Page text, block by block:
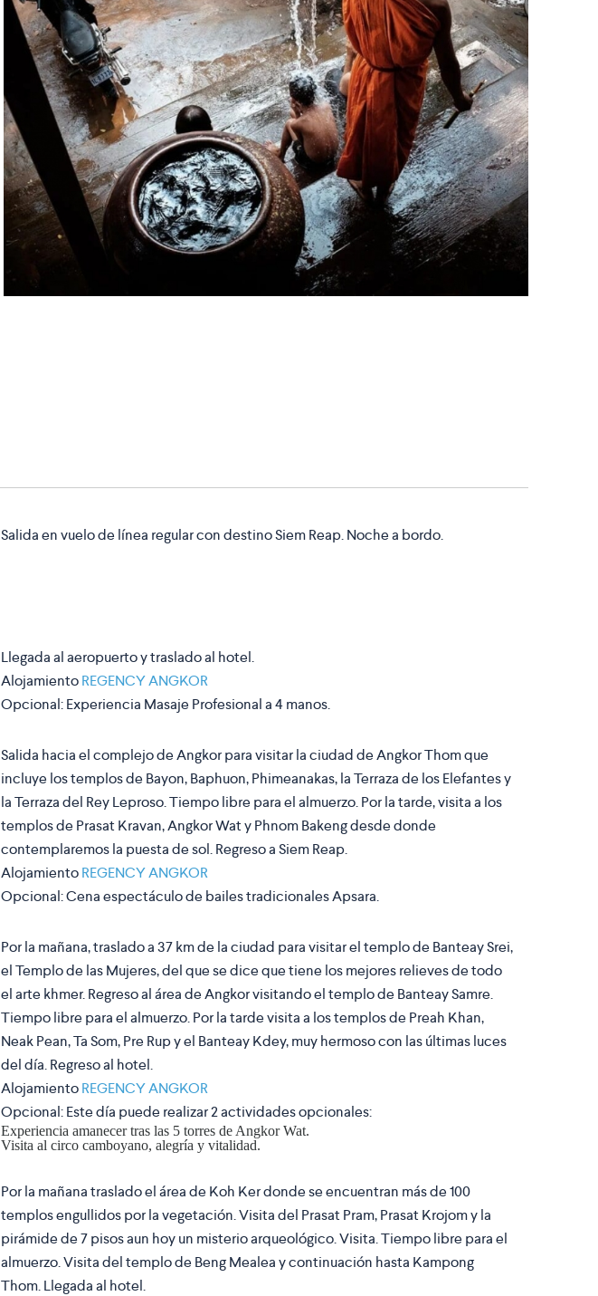
Salida en vuelo de línea regular con destino Siem Reap. Noche a bordo.
Llegada al aeropuerto y traslado al hotel.
AlojamientoREGENCY ANGKOR
Opcional: Experiencia Masaje Profesional a 4 manos.
Salida hacia el complejo de Angkor para visitar la ciudad de Angkor Thom que
incluye los templos de Bayon, Baphuon, Phimeanakas, la Terraza de los Elefantes y
la Terraza del Rey Leproso. Tiempo libre para el almuerzo. Por la tarde, visita a los
templos de Prasat Kravan, Angkor Wat y Phnom Bakeng desde donde
contemplaremos la puesta de sol. Regreso a Siem Reap.
AlojamientoREGENCY ANGKOR
Opcional: Cena espectáculo de bailes tradicionales Apsara.
Por la mañana, traslado a 37 km de la ciudad para visitar el templo de Banteay Srei,
el Templo de las Mujeres, del que se dice que tiene los mejores relieves de todo
el arte khmer. Regreso al área de Angkor visitando el templo de Banteay Samre.
Tiempo libre para el almuerzo. Por la tarde visita a los templos de Preah Khan,
Neak Pean, Ta Som, Pre Rup y el Banteay Kdey, muy hermoso con las últimas luces
del día. Regreso al hotel.
AlojamientoREGENCY ANGKOR
Opcional: Este día puede realizar 2 actividades opcionales:
Experiencia amanecer tras las 5 torres de Angkor Wat.
Visita al circo camboyano, alegría y vitalidad.
Por la mañana traslado el área de Koh Ker donde se encuentran más de 100
templos engullidos por la vegetación. Visita del Prasat Pram, Prasat Krojom y la
pirámide de 7 pisos aun hoy un misterio arqueológico. Visita. Tiempo libre para el
almuerzo. Visita del templo de Beng Mealea y continuación hasta Kampong
Thom. Llegada al hotel.